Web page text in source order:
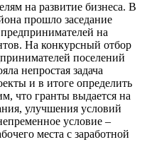
на развитие бизнеса. В
прошло заседание
на
На конкурсный отбор
поселений
непростая задача
и в итоге определить
что гранты выдается на
улучшения условий
условие –
места с заработной